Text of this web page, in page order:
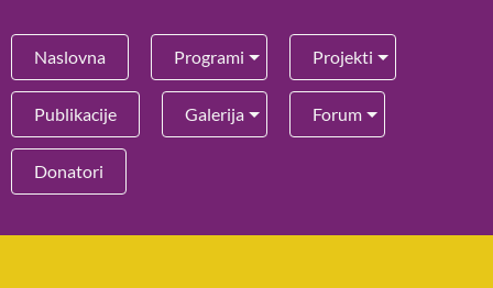
Naslovna Programi Projekti
Publikacije Galerija Forum
Donatori